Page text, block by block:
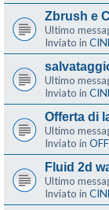
Zbrush e
Ultimo
Inviato in
Ultimo
Inviato in
Offerta di
Ultimo
Inviato in
Fluid 2d
Ultimo
Inviato in